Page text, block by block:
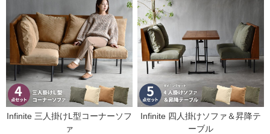
Infinite 三人掛けL型コーナーソフ
ァ
Infinite 四人掛けソファ＆昇降テ
ーブル